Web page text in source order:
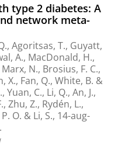
type 2 diabetes: A
network meta-
, Agoritsas, T., Guyatt,
A., MacDonald, H.,
N., Brosius, F. C.,
X., Fan, Q., White, B. &
Yuan, C., Li, Q., An, J.,
Zhu, Z., Rydén, L.,
O. & Li, S., 14-aug-